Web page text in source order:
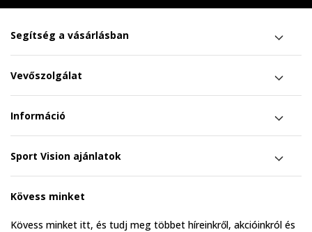
Segítség a vásárlásban
Vevőszolgálat
Információ
Sport Vision ajánlatok
Kövess minket
Kövess minket itt, és tudj meg többet híreinkről, akcióinkról és